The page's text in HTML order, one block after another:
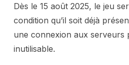
Dès le 15 août 2025, le jeu
condition qu’il soit déjà
une connexion aux serveurs
inutilisable.